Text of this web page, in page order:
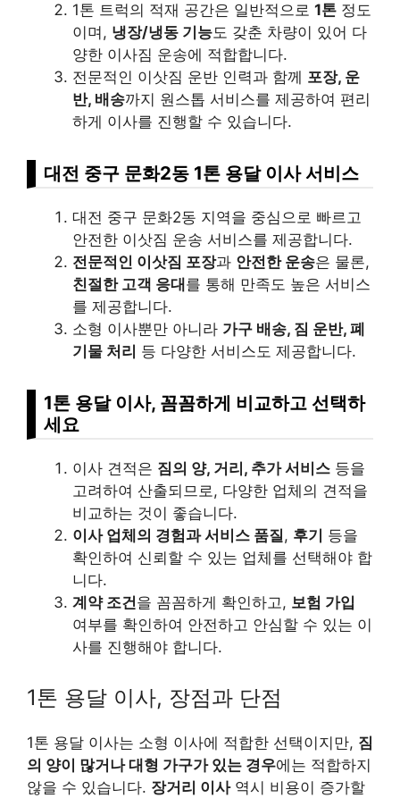
1톤 트럭의 적재 공간은 일반적으로 1톤 정도
이며, 냉장/냉동 기능도 갖춘 차량이 있어 다
양한 이사짐 운송에 적합합니다.
전문적인 이삿짐 운반 인력과 함께 포장, 운
반, 배송까지 원스톱 서비스를 제공하여 편리
하게 이사를 진행할 수 있습니다.
대전 중구 문화2동 1톤 용달 이사 서비스
대전 중구 문화2동 지역을 중심으로 빠르고
안전한 이삿짐 운송 서비스를 제공합니다.
전문적인 이삿짐 포장과 안전한 운송은 물론,
친절한 고객 응대 를 통해 만족도 높은 서비스
를 제공합니다.
소형 이사뿐만 아니라 가구 배송, 짐 운반, 폐
기물 처리 등 다양한 서비스도 제공합니다.
1톤 용달 이사, 꼼꼼하게 비교하고 선택하
세요
이사 견적은 짐의 양, 거리, 추가 서비스 등을
고려하여 산출되므로, 다양한 업체의 견적을
비교하는 것이 좋습니다.
이사 업체의 경험과 서비스 품질, 후기
등을
확인하여 신뢰할 수 있는 업체를 선택해야 합
니다.
계약 조건을 꼼꼼하게 확인하고, 보험 가입
여부를 확인하여 안전하고 안심할 수 있는 이
사를 진행해야 합니다.
1톤 용달 이사, 장점과 단점
1톤 용달 이사는 소형 이사에 적합한 선택이지만, 짐
의 양이 많거나 대형 가구가 있는 경우에는 적합하지
않을 수 있습니다. 장거리 이사역시 비용이 증가할